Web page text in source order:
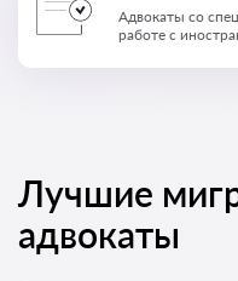
Адвокаты со
работе с
Лучшие
адвокаты